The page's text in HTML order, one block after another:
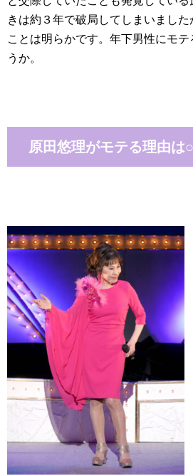
きは約３年で破局してしまいまし
ことは明らかです。年下男性にモテ
うか。
原田悠理がモテる理由は